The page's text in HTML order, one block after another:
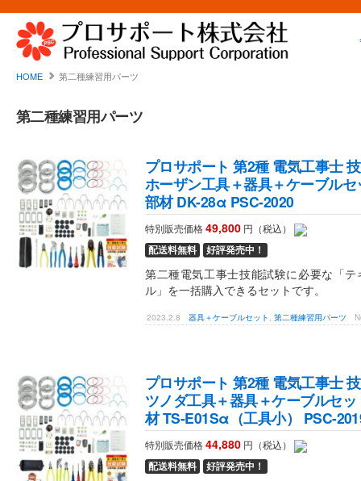
HOME 第二種練習用パーツ
第二種練習用パーツ
プロサポート 第2種 電気工事士
ホーザン工具＋器具＋ケーブル
部材 DK-28α PSC-2020
特別販売価格49,800 円（税込）
配送料無料
好評発売中！
第二種電気工事士技能試験に必要な「
ル」を一括購入できるセットです。
2023.2.8 器具＋ケーブルセット , 第二種練習用パーツ
プロサポート 第2種 電気工事士
ツノダ工具＋器具＋ケーブルセ
材 TS-E01Sα（工具小） PSC-
特別販売価格44,880 円（税込）
配送料無料
好評発売中！